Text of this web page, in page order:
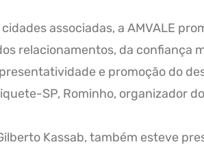
associadas, a AMVALE
relacionamentos, da confiança
e promoção do
SP, Rominho, organizador
Kassab, também esteve